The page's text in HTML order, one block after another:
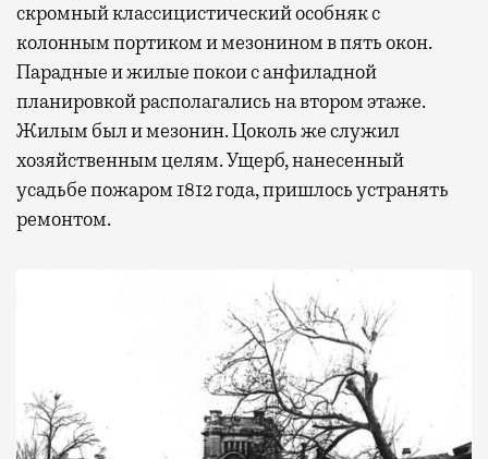
скромный классицистический особняк с
колонным портиком и мезонином в пять окон.
Парадные и жилые покои с анфиладной
планировкой располагались на втором этаже.
Жилым был и мезонин. Цоколь же служил
хозяйственным целям. Ущерб, нанесенный
усадьбе пожаром 1812 года, пришлось устранять
ремонтом.